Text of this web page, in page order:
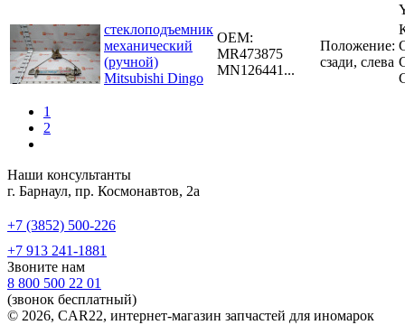
стеклоподъемник
механический
(ручной)
Mitsubishi Dingo
OEM:
MR473875
MN126441...
Положение:
сзади, слева
1
2
Наши консультанты
г. Барнаул, пр. Космонавтов, 2а
+7 (3852) 500-226
+7 913 241-1881
Звоните нам
8 800 500 22 01
(звонок бесплатный)
© 2026, CAR22, интернет-магазин запчастей для иномарок